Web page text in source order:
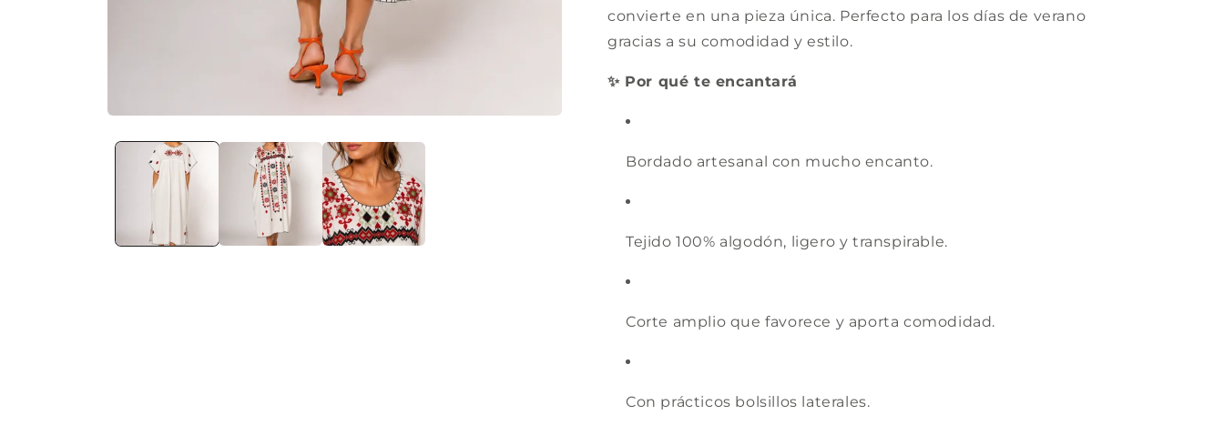
convierte en una pieza única. Perfecto para los días de verano
gracias a su comodidad y estilo.
✨ Por qué te encantará
Bordado artesanal con mucho encanto.
Tejido 100% algodón, ligero y transpirable.
Corte amplio que favorece y aporta comodidad.
Con prácticos bolsillos laterales.